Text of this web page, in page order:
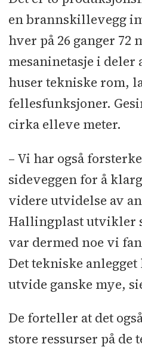
en brannskillevegg
hver på 26 ganger 72
mesanin­etasje i deler
huser tekniske rom,
fellesfunksjoner.
cirka elleve meter.
– Vi har også
sideveggen for å
videre utvidelse av
Hallingplast utvikler
var dermed noe vi
Det tekniske
utvide ganske mye,
De forteller at det
store ressurser på de